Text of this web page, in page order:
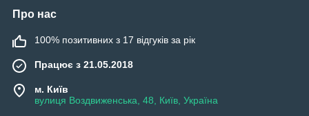
Про нас
100% позитивних з 17 відгуків за рік
Працює з 21.05.2018
м. Київ
вулиця Воздвиженська, 48, Київ, Україна